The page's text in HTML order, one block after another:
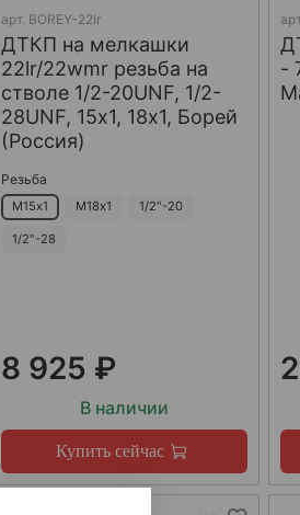
арт. BOREY-22lr
ДТКП на мелкашки
22lr/22wmr резьба на
стволе 1/2-20UNF, 1/2-
28UNF, 15х1, 18х1, Борей
(Россия)
Резьба
М15х1 М18х1 1/2"-20
1/2"-28
8 925 ₽
В наличии
Купить сейчас
-